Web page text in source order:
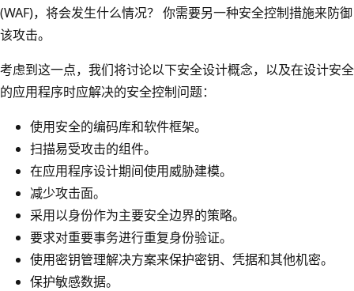
(WAF)，将会发生什么情况？ 你需要另一种安全控制措施来防御
该攻击。
考虑到这一点，我们将讨论以下安全设计概念，以及在设计安全
的应用程序时应解决的安全控制问题：
使用安全的编码库和软件框架。
扫描易受攻击的组件。
在应用程序设计期间使用威胁建模。
减少攻击面。
采用以身份作为主要安全边界的策略。
要求对重要事务进行重复身份验证。
使用密钥管理解决方案来保护密钥、凭据和其他机密。
保护敏感数据。